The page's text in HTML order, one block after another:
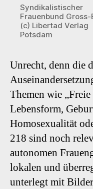
Syndikalistischer
Frauenbund Gross-
(c) Libertad Verlag
Potsdam
Unrecht, denn die
Themen wie
Lebensform,
Homosexualität
218 sind noch
autonomen
lokalen und
unterlegt mit